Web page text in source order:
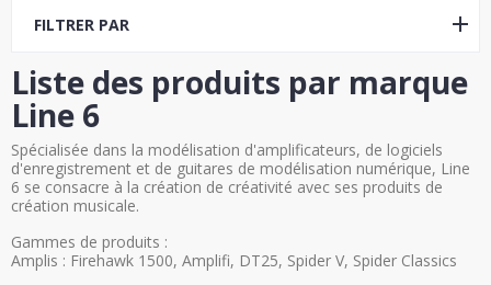
FILTRER PAR
Liste des produits par marque
Line 6
Spécialisée dans la modélisation d'amplificateurs, de logiciels
d'enregistrement et de guitares de modélisation numérique, Line
6 se consacre à la création de créativité avec ses produits de
création musicale.
Gammes de produits :
Amplis : Firehawk 1500, Amplifi, DT25, Spider V, Spider Classics